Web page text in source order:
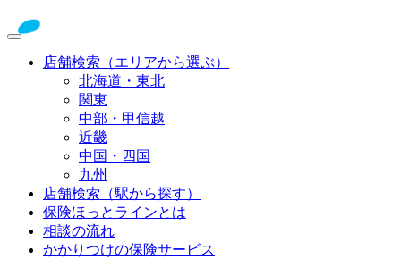
店舗検索（エリアから選ぶ）
北海道・東北
関東
中部・甲信越
近畿
中国・四国
九州
店舗検索（駅から探す）
保険ほっとラインとは
相談の流れ
かかりつけの保険サービス